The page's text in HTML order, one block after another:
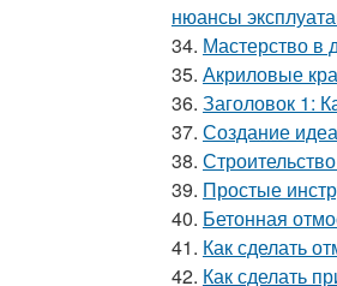
нюансы
34. Мастерство в
35. Акриловые
36. Заголовок 1:
37. Создание
38.
39. Простые
40. Бетонная
41. Как сделать
42. Как сделать